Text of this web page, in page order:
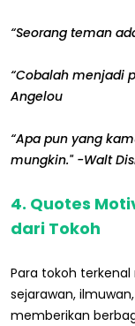
“Seorang teman
“Cobalah menjadi
Angelou
“Apa pun yang
mungkin." -Walt
4. Quotes
dari Tokoh
Para tokoh
sejarawan,
memberikan